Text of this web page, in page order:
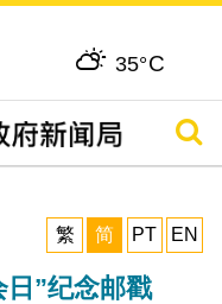
35°C
搜寻
繁
简 PT EN
”纪念邮戳